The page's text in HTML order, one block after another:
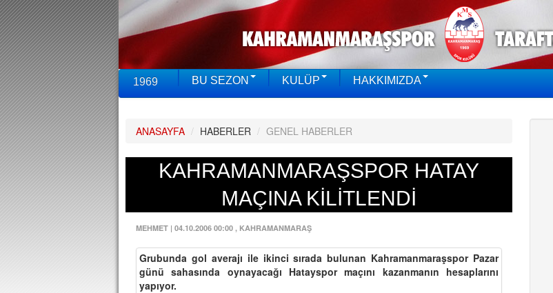
1969 BU SEZON KULÜP HAKKIMIZDA
ANASAYFA / HABERLER / GENEL HABERLER
KAHRAMANMARAŞSPOR HATAY
MAÇINA KİLİTLENDİ
MEHMET | 04.10.2006 00:00 , KAHRAMANMARAŞ
Grubunda gol averajı ile ikinci sırada bulunan Kahramanmaraşspor Pazar
günü sahasında oynayacağı Hatayspor maçını kazanmanın hesaplarını
yapıyor.